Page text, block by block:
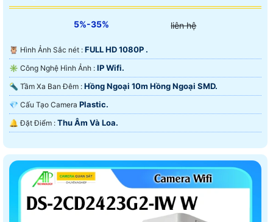
5%-35% liên hệ
🦉 Hình Ảnh Sắc nét : FULL HD 1080P .
✳️ Công Nghệ Hình Ảnh : IP Wifi.
🔦 Tầm Xa Ban Đêm : Hồng Ngoại 10m Hồng Ngoại SMD.
💎 Cấu Tạo Camera Plastic.
️🔔 Đặt Điểm : Thu Âm Và Loa.